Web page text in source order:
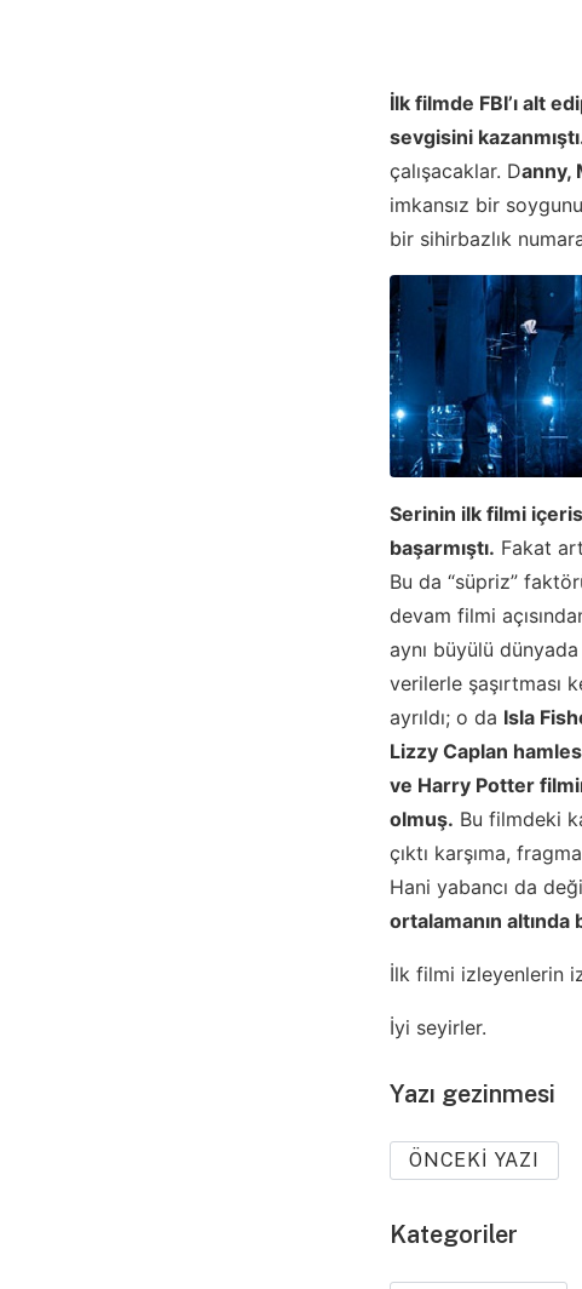
İlk filmde FBI’ı alt
sevgisini
çalışacaklar. Danny,
imkansız bir
bir sihirbazlık
Serinin ilk filmi
başarmıştı. Fakat
Bu da “süpriz”
devam filmi
aynı büyülü
verilerle şaşırtması
ayrıldı; o da Isla
Lizzy Caplan
ve Harry Potter
olmuş. Bu filmdeki
çıktı karşıma,
Hani yabancı da
ortalamanın
İlk filmi izleyenlerin
İyi seyirler.
Yazı gezinmesi
ÖNCEKI YAZI
Kategoriler